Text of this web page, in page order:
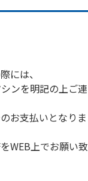
には、
ンを明記の上ご連
お支払いとなりま
WEB上でお願い致